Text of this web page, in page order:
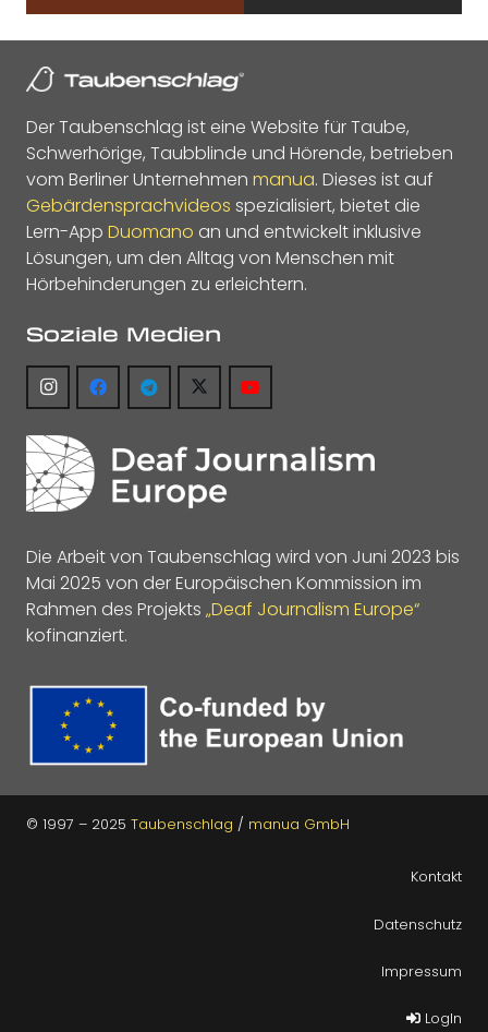
Der Taubenschlag ist eine Website für Taube,
Schwerhörige, Taubblinde und Hörende, betrieben
vom Berliner Unternehmen manua. Dieses ist auf
Gebärdensprachvideos spezialisiert, bietet die
Lern-App Duomano an und entwickelt inklusive
Lösungen, um den Alltag von Menschen mit
Hörbehinderungen zu erleichtern.
Soziale Medien
Die Arbeit von Taubenschlag wird von Juni 2023 bis
Mai 2025 von der Europäischen Kommission im
Rahmen des Projekts „Deaf Journalism Europe“
kofinanziert.
© 1997 – 2025 Taubenschlag / manua GmbH
Kontakt
Datenschutz
Impressum
LogIn